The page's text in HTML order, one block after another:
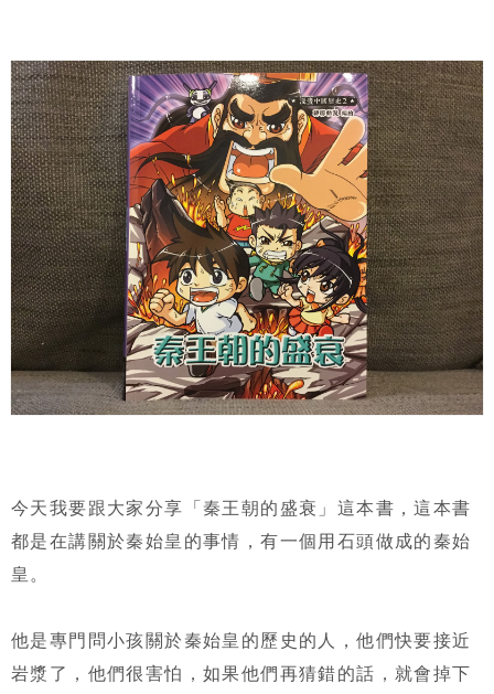
今天我要跟大家分享「秦王朝的盛衰」這本書，這本書
都是在講關於秦始皇的事情，有一個用石頭做成的秦始
皇。
他是專門問小孩關於秦始皇的歷史的人，他們快要接近
岩漿了，他們很害怕，如果他們再猜錯的話，就會掉下